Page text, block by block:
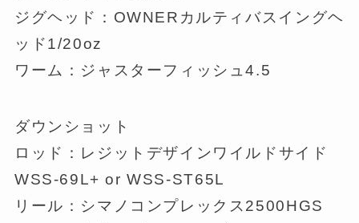
ジグヘッド：OWNERカルティバスイングヘ
ッド1/20oz
ワーム：ジャスターフィッシュ4.5
ダウンショット
ロッド：レジットデザインワイルドサイド
WSS-69L+ or WSS-ST65L
リール：シマノコンプレックス2500HGS